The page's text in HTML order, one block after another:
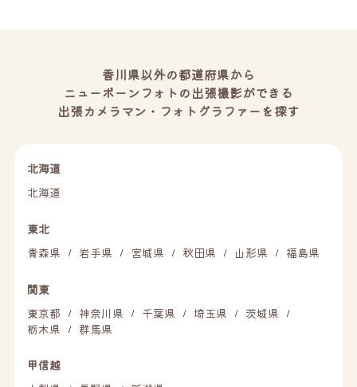
香川県以外の都道府県から
ニューボーンフォトの出張撮影ができる
出張カメラマン・フォトグラファーを探す
北海道
北海道
東北
青森県
/ 岩手県 / 宮城県 / 秋田県 / 山形県 / 福島県
関東
東京都
/ 神奈川県 / 千葉県 / 埼玉県 / 茨城県 /
栃木県 / 群馬県
甲信越